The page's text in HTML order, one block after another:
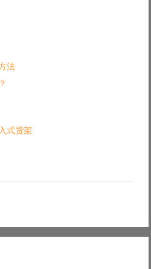
法
式货架